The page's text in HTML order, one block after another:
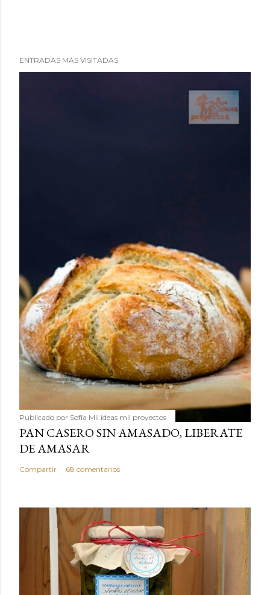
ENTRADAS MÁS VISITADAS
Publicado por Sofía Mil ideas mil proyectos
PAN CASERO SIN AMASADO, LIBERATE
DE AMASAR
Compartir 68 comentarios